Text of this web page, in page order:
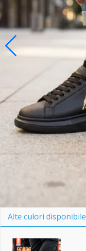
Alte culori disponibile